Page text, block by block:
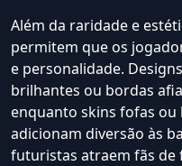
Além da raridade e
permitem que os
e personalidade.
brilhantes ou bordas
enquanto skins fofas
adicionam diversão às
futuristas atraem fãs de